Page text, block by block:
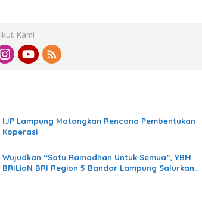
Ikuti Kami
IJP Lampung Matangkan Rencana Pembentukan
Koperasi
Wujudkan “Satu Ramadhan Untuk Semua”, YBM
BRILiaN BRI Region 5 Bandar Lampung Salurkan